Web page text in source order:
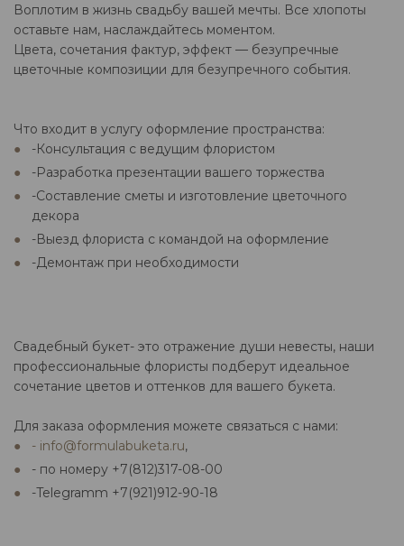
Воплотим в жизнь свадьбу вашей мечты. Все хлопоты
оставьте нам, наслаждайтесь моментом.
Цвета, сочетания фактур, эффект — безупречные
цветочные композиции для безупречного события.
Что входит в услугу оформление пространства:
-Консультация с ведущим флористом
-Разработка презентации вашего торжества
-Составление сметы и изготовление цветочного
декора
-Выезд флориста с командой на оформление
-Демонтаж при необходимости
Свадебный букет- это отражение души невесты, наши
профессиональные флористы подберут идеальное
сочетание цветов и оттенков для вашего букета.
Для заказа оформления можете связаться с нами:
- info@formulabuketa.ru,
- по номеру +7(812)317-08-00
-Telegramm +7(921)912-90-18